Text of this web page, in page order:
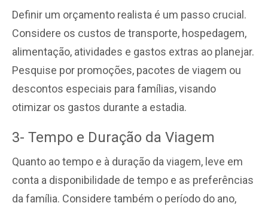
Definir um orçamento realista é um passo crucial.
Considere os custos de transporte, hospedagem,
alimentação, atividades e gastos extras ao planejar.
Pesquise por promoções, pacotes de viagem ou
descontos especiais para famílias, visando
otimizar os gastos durante a estadia.
3- Tempo e Duração da Viagem
Quanto ao tempo e à duração da viagem, leve em
conta a disponibilidade de tempo e as preferências
da família. Considere também o período do ano,